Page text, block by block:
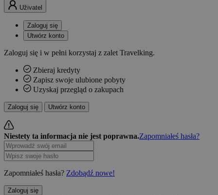
Uživatel
Zaloguj się
Utwórz konto
Zaloguj się i w pełni korzystaj z zalet Travelking.
Zbieraj kredyty
Zapisz swoje ulubione pobyty
Uzyskaj przegląd o zakupach
Zaloguj się Utwórz konto
Niestety ta informacja nie jest poprawna.Zapomniałeś hasła?
Zapomniałeś hasła? Zdobądź nowe!
Zaloguj się